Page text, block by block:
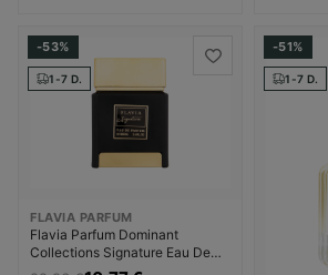
-53%
1-7 D.
FLAVIA PARFUM
Flavia Parfum Dominant
Collections Signature Eau De
Parfum Kvepalai Unisex
-51%
1-7 D.